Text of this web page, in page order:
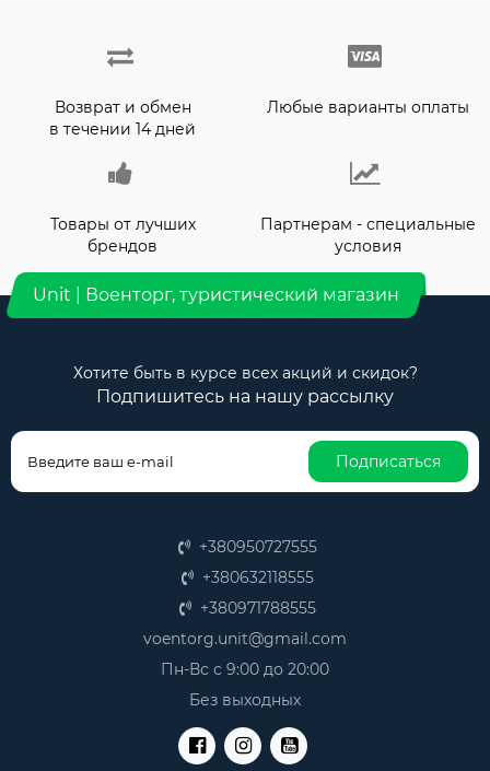
Возврат и обмен
в течении 14 дней
Любые варианты оплаты
Товары от лучших
брендов
Партнерам - специальные
условия
Unit | Военторг, туристический магазин
Хотите быть в курсе всех акций и скидок?
Подпишитесь на нашу рассылку
Подписаться
+380950727555
+380632118555
+380971788555
voentorg.unit@gmail.com
Пн-Вс с 9:00 до 20:00
Без выходных